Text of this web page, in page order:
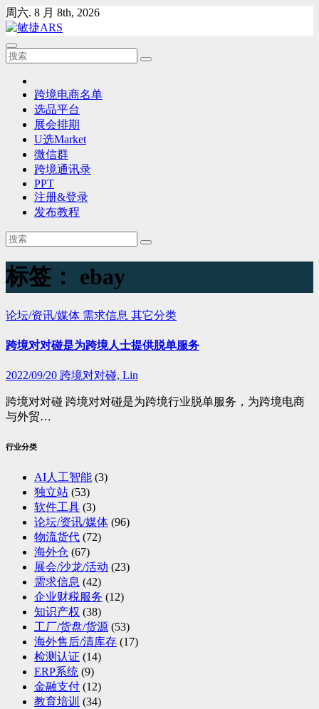
Skip
to
content
周六. 8 月 8th, 2026
跨境电商名单
选品平台
展会排期
U选Market
微信群
跨境通讯录
PPT
注册&登录
发布教程
标签： ebay
论坛/资讯/媒体 需求信息 其它分类
跨境对对碰是为跨境人士提供脱单服务
2022/09/20 跨境对对碰, Lin
跨境对对碰 跨境对对碰是为跨境行业脱单服务，为跨境电商
与外贸…
行业分类
AI人工智能 (3)
独立站 (53)
软件工具 (3)
论坛/资讯/媒体 (96)
物流货代 (72)
海外仓 (67)
展会/沙龙/活动 (23)
需求信息 (42)
企业财税服务 (12)
知识产权 (38)
工厂/货盘/货源 (53)
海外售后/清库存 (17)
检测认证 (14)
ERP系统 (9)
金融支付 (12)
教育培训 (34)